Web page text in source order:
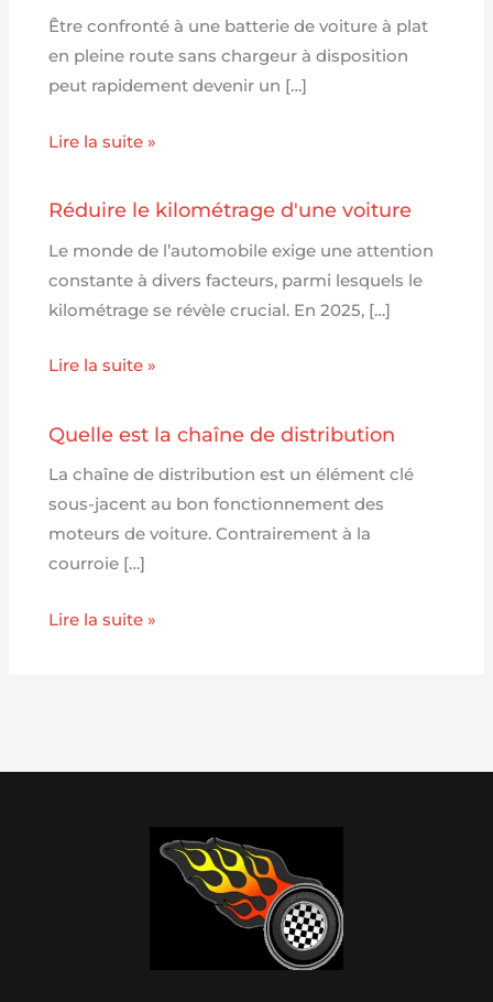
Être confronté à une batterie de voiture à plat
en pleine route sans chargeur à disposition
peut rapidement devenir un […]
Lire la suite »
Réduire le kilométrage d'une voiture
Le monde de l’automobile exige une attention
constante à divers facteurs, parmi lesquels le
kilométrage se révèle crucial. En 2025, […]
Lire la suite »
Quelle est la chaîne de distribution
La chaîne de distribution est un élément clé
sous-jacent au bon fonctionnement des
moteurs de voiture. Contrairement à la
courroie […]
Lire la suite »